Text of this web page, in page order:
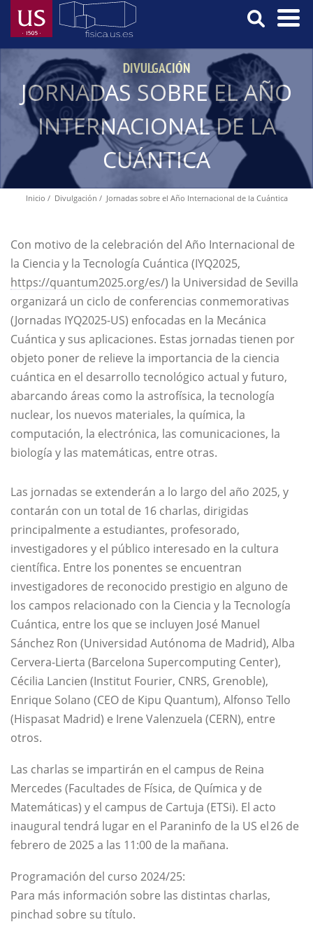
Pasar
contenido
principal
Menú
Principal
DIVULGACIÓN
JORNADAS SOBRE EL AÑO
INTERNACIONAL DE LA
CUÁNTICA
Ruta
navegación
Inicio Divulgación Jornadas sobre el Año Internacional de la Cuántica
Con motivo de la celebración del Año Internacional de
la Ciencia y la Tecnología Cuántica (IYQ2025,
https://quantum2025.org/es/) la Universidad de Sevilla
organizará un ciclo de conferencias conmemorativas
(Jornadas IYQ2025-US) enfocadas en la Mecánica
Cuántica y sus aplicaciones. Estas jornadas tienen por
objeto poner de relieve la importancia de la ciencia
cuántica en el desarrollo tecnológico actual y futuro,
abarcando áreas como la astrofísica, la tecnología
nuclear, los nuevos materiales, la química, la
computación, la electrónica, las comunicaciones, la
biología y las matemáticas, entre otras.
Las jornadas se extenderán a lo largo del año 2025, y
contarán con un total de 16 charlas, dirigidas
principalmente a estudiantes, profesorado,
investigadores y el público interesado en la cultura
científica. Entre los ponentes se encuentran
investigadores de reconocido prestigio en alguno de
los campos relacionado con la Ciencia y la Tecnología
Cuántica, entre los que se incluyen José Manuel
Sánchez Ron (Universidad Autónoma de Madrid), Alba
Cervera-Lierta (Barcelona Supercomputing Center),
Cécilia Lancien (Institut Fourier, CNRS, Grenoble),
Enrique Solano (CEO de Kipu Quantum), Alfonso Tello
(Hispasat Madrid) e Irene Valenzuela (CERN), entre
otros.
Las charlas se impartirán en el campus de Reina
Mercedes (Facultades de Física, de Química y de
Matemáticas) y el campus de Cartuja (ETSi). El acto
inaugural tendrá lugar en el Paraninfo de la US el 26 de
febrero de 2025 a las 11:00 de la mañana.
Programación del curso 2024/25:
Para más información sobre las distintas charlas,
pinchad sobre su título.